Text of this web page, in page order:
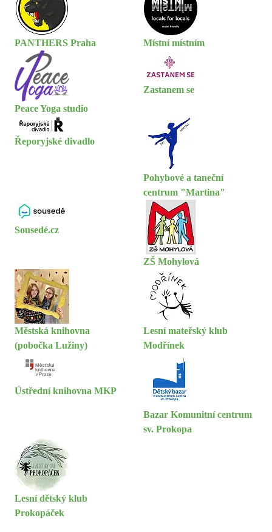
PANTHERS Praha Místní místním
Peace Yoga studio
Zastanem se
Řeporyjské divadlo
Pohybové a taneční
centrum "Martina"
Sousedé.cz
ZŠ Mohylová
Městská knihovna
(pobočka Lužiny)
Lesní mateřský klub
Modřínek
Ústřední knihovna MKP
Bazar Komunitní centrum
sv. Prokopa
Lesní dětský klub
Prokopáček